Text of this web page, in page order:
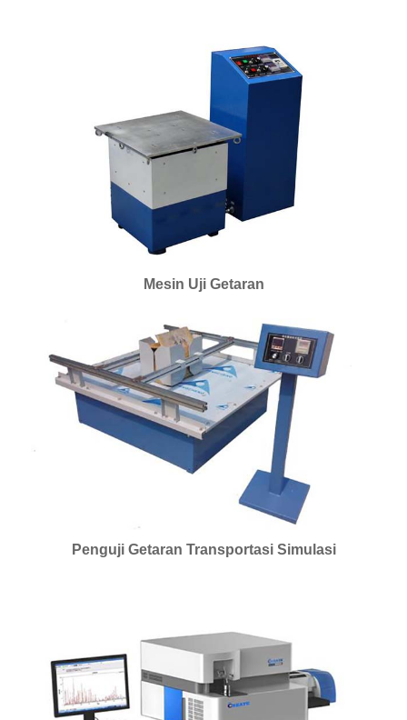
Mesin Uji Getaran
Penguji Getaran Transportasi Simulasi